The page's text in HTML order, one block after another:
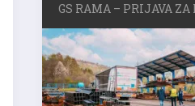
GS RAMA – PRIJAVA ZA